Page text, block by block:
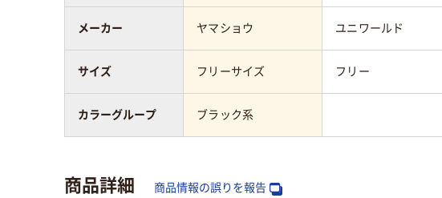
ヤマショウ ユニワールド
フリーサイズ フリー
ブラック系
メーカー
サイズ
カラーグループ
商品詳細 商品情報の誤りを報告